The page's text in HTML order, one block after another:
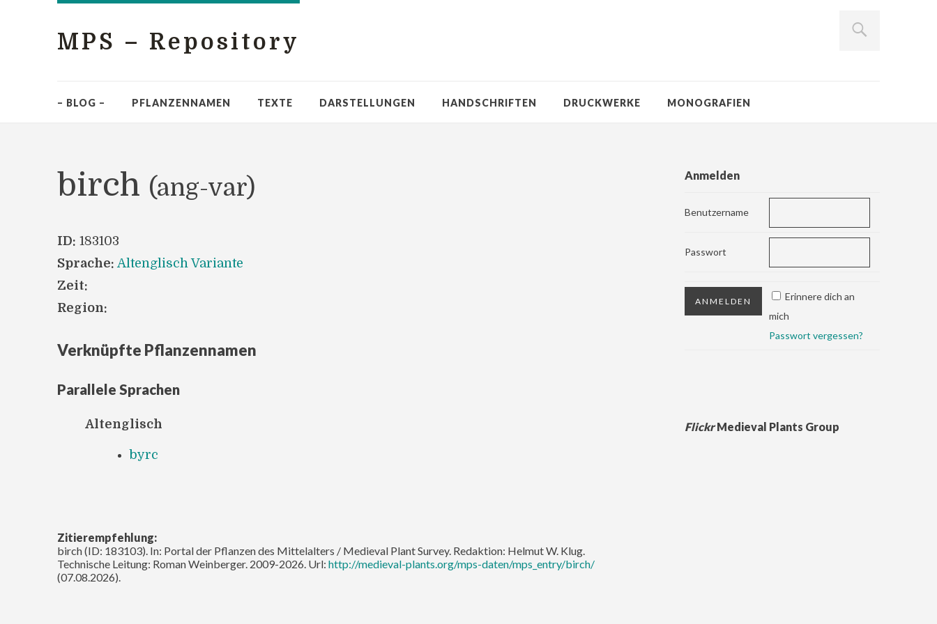
MPS – Repository
– BLOG – PFLANZENNAMEN TEXTE DARSTELLUNGEN HANDSCHRIFTEN DRUCKWERKE MONOGRAFIEN
birch (ang-var)
ID: 183103
Sprache: Altenglisch Variante
Zeit:
Region:
Verknüpfte Pflanzennamen
Parallele Sprachen
Altenglisch
byrc
Zitierempfehlung:
birch (ID: 183103). In: Portal der Pflanzen des Mittelalters / Medieval Plant Survey. Redaktion: Helmut W. Klug.
Technische Leitung: Roman Weinberger. 2009-2026. Url: http://medieval-plants.org/mps-daten/mps_entry/birch/
(07.08.2026).
Anmelden
Benutzername
Passwort
Erinnere dich an
mich
Passwort vergessen?
FlickrMedieval Plants Group